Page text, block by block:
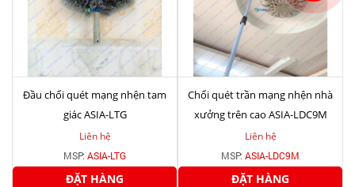
Đầu chổi quét mạng nhện tam
giác ASIA-LTG
Liên hệ
MSP: ASIA-LTG
ĐẶT HÀNG
Chổi quét trần mạng nhện nhà
xưởng trên cao ASIA-LDC9M
Liên hệ
MSP: ASIA-LDC9M
ĐẶT HÀNG